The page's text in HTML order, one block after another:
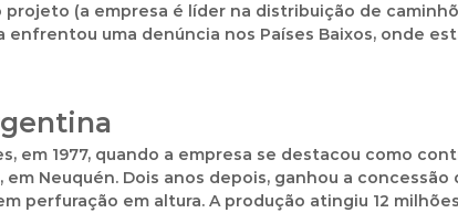
(a empresa é líder na distribuição de
enfrentou uma denúncia nos Países Baixos, onde
em 1977, quando a empresa se destacou como
Neuquén. Dois anos depois, ganhou a
perfuração em altura. A produção atingiu 12